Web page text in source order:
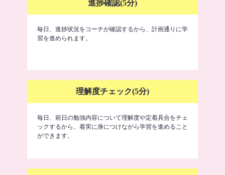
進捗確認(5分)
毎日、進捗状況をコーチが確認するから、計画通りに学
習を進められます。
理解度チェック(5分)
毎日、前日の勉強内容について理解度や定着具合をチェ
ックするから、着実に身につけながら学習を進めること
ができます。